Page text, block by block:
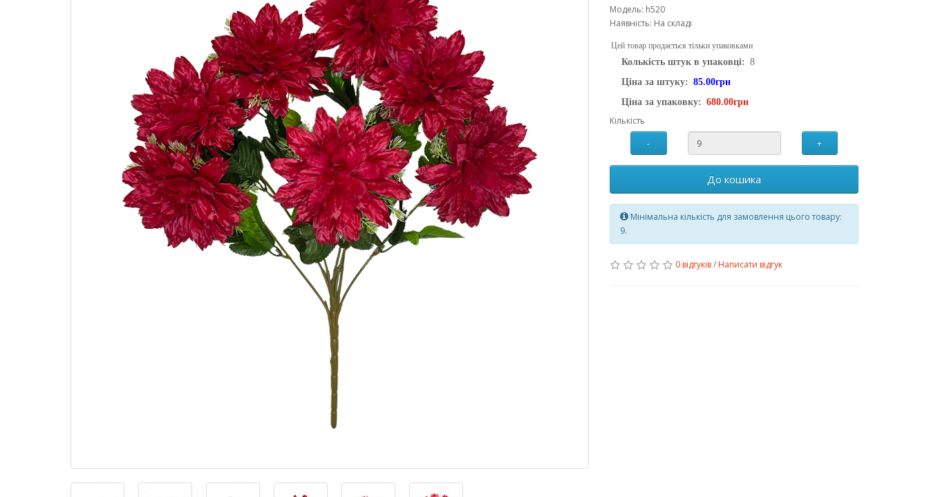
Модель: h520
Наявність: На складі
Цей товар продається тільки упаковками
Колькість штук в упаковці: 8
Ціна за штуку: 85.00грн
Ціна за упаковку: 680.00грн
Кількість
-
+
До кошика
Мінімальна кількість для замовлення цього товару:
9.
0 відгуків/ Написати відгук